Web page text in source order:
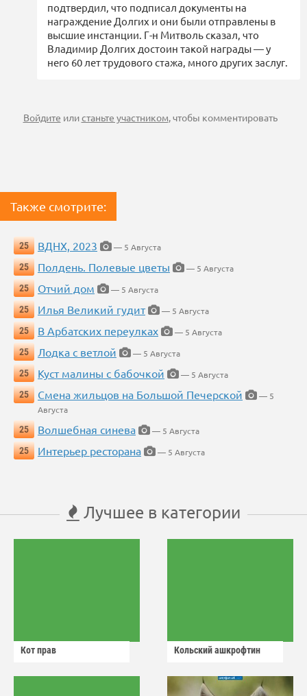
подтвердил, что подписал документы на
награждение Долгих и они были отправлены в
высшие инстанции. Г-н Митволь сказал, что
Владимир Долгих достоин такой награды — у
него 60 лет трудового стажа, много других заслуг.
Войдите илистаньте участником, чтобы комментировать
Также смотрите:
25 ВДНХ, 2023
— 5 Августа
25
Полдень. Полевые цветы
— 5 Августа
25
Отчий дом
— 5 Августа
25
Илья Великий гудит
— 5 Августа
25
В Арбатских переулках
— 5 Августа
25
Лодка с ветлой
— 5 Августа
25
Куст малины с бабочкой
— 5 Августа
25
Смена жильцов на Большой Печерской
— 5
Августа
25
Волшебная синева
— 5 Августа
25
Интерьер ресторана — 5 Августа
Лучшее в категории
Кот прав Кольский ашкрофтин